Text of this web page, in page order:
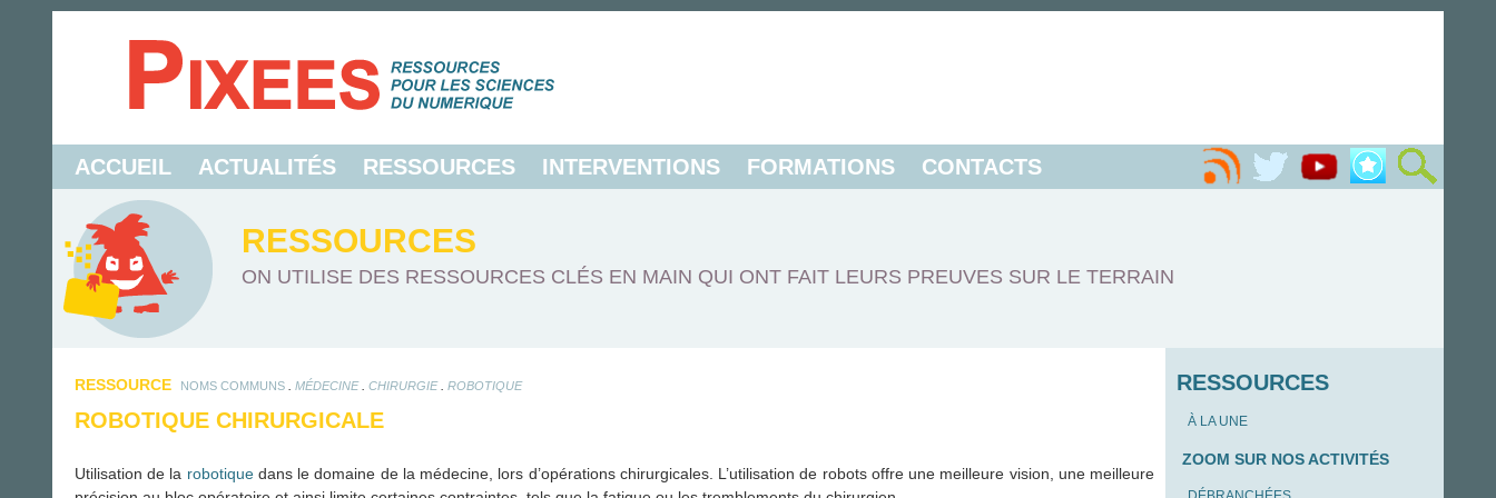
ACCUEIL ACTUALITÉS RESSOURCES INTERVENTIONS FORMATIONS CONTACTS
RESSOURCES
ON UTILISE DES RESSOURCES CLÉS EN MAIN QUI ONT FAIT LEURS PREUVES SUR LE TERRAIN
RESSOURCE NOMS COMMUNS MÉDECINE. CHIRURGIE. ROBOTIQUE
ROBOTIQUE CHIRURGICALE
Utilisation de la robotiquedans le domaine de la médecine, lors d’opérations chirurgicales. L’utilisation de robots offre une meilleure vision, une meilleure
RESSOURCES
À LA UNE
ZOOM SUR NOS ACTIVITÉS